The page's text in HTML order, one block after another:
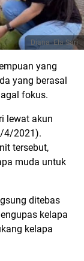
Diana Ela Sari
yang
yang berasal
fokus.
lewat akun
4/2021).
tersebut,
muda untuk
ditebas
kelapa
kelapa